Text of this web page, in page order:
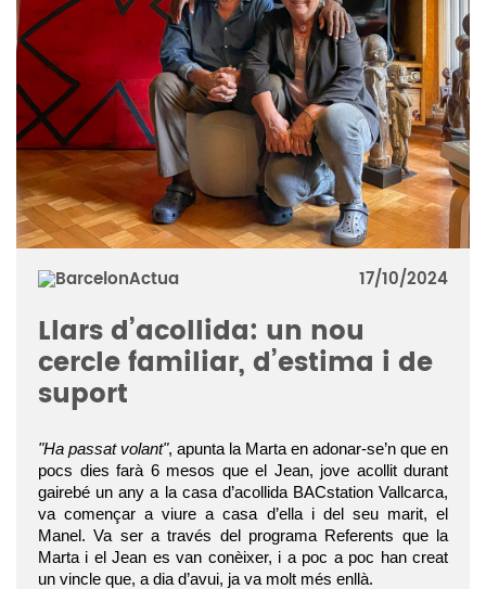
17/10/2024
Llars d’acollida: un nou
cercle familiar, d’estima i de
suport
"Ha passat volant", apunta la Marta en adonar-se’n que en
pocs dies farà 6 mesos que el Jean, jove acollit durant
gairebé un any a la casa d’acollida BACstation Vallcarca,
va començar a viure a casa d’ella i del seu marit, el
Manel. Va ser a través del programa Referents que la
Marta i el Jean es van conèixer, i a poc a poc han creat
un vincle que, a dia d’avui, ja va molt més enllà.